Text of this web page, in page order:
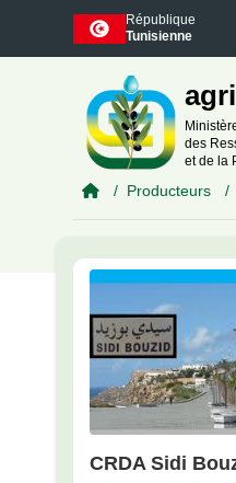
Skip to main content
République
Tunisienne
des
et de la
Producteurs
CRDA Sidi